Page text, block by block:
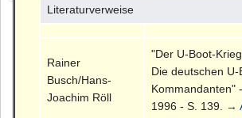
Literaturverweise
Rainer
Busch/Hans-
Joachim Röll
"Der U-Boot-
Die deutschen U-
Kommandanten"
1996 - S. 139.
→